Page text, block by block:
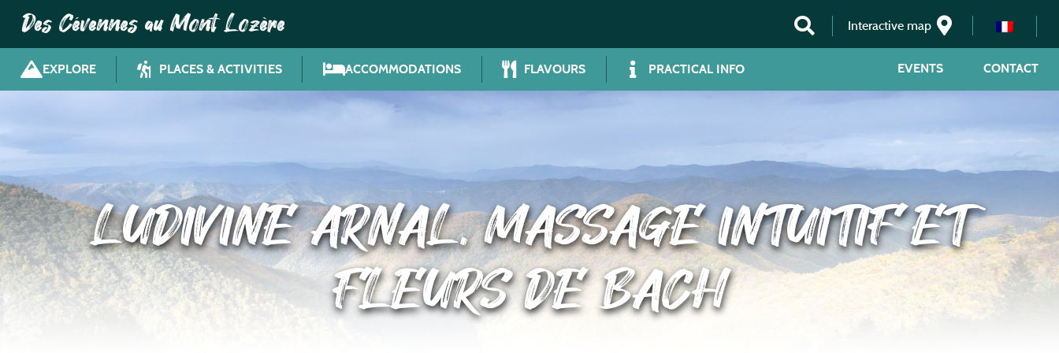
Des Cévennes au Mont Lozère Interactive map
EXPLORE PLACES & ACTIVITIES ACCOMMODATIONS FLAVOURS PRACTICAL INFO CONTACT
EVENTS
LUDIVINE ARNAL, MASSAGE INTUITIF ET
FLEURS DE BACH